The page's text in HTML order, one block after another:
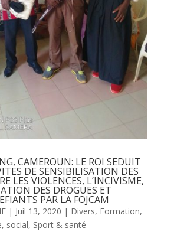
CAMEROUN: LE ROI SEDUIT
DE SENSIBILISATION DES
LES VIOLENCES, L’INCIVISME,
DES DROGUES ET
PAR LA FOJCAM
| Juil 13, 2020 | Divers, Formation,
, social, Sport & santé